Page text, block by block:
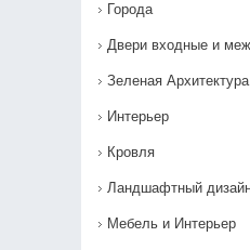
Города
Двери входные и
Зеленая Архитектура
Интерьер
Кровля
Ландшафтный
Мебель и Интерьер